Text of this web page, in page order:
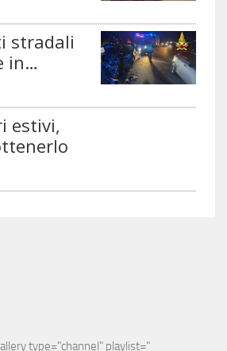
type="channel" playlist="